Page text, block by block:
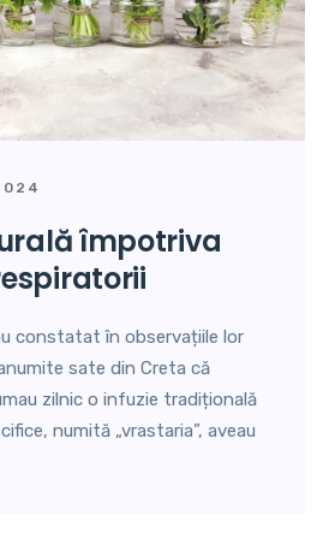
constatat în observațiile lor
sate din Creta că
zilnic o infuzie tradițională
numită „vrastaria”, aveau